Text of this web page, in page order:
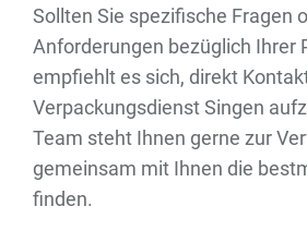
Sollten Sie spezifische Fragen
Anforderungen bezüglich Ihrer
empfiehlt es sich, direkt
Verpackungsdienst Singen
Team steht Ihnen gerne zur
gemeinsam mit Ihnen die
finden.